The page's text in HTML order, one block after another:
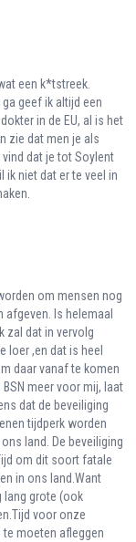
een k*tstreek.
geef ik altijd een
in de EU, al is het
zie dat men je als
vind dat je tot Soylent
ik niet dat er te veel in
om mensen nog
afgeven. Is helemaal
zal dat in vervolg
loer ,en dat is heel
daar vanaf te komen
meer voor mij, laat
dat de beveiliging
tijdperk worden
land. De beveiliging
om dit soort fatale
in ons land.Want
lang grote (ook
voor onze
moeten afleggen